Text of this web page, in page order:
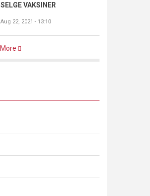
SELGE VAKSINER
Aug 22, 2021 - 13:10
More